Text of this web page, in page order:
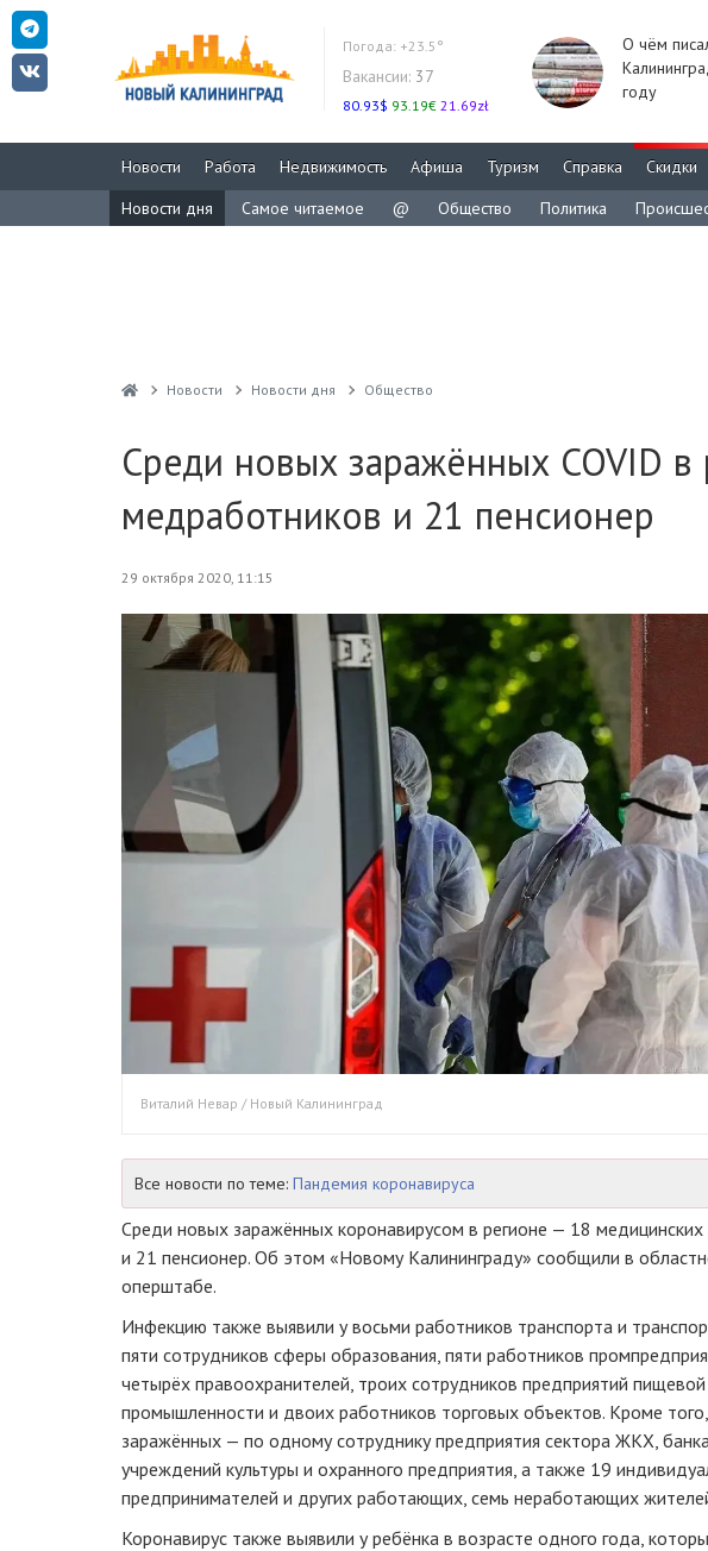
Погода: +23.5°
Вакансии: 37
80.93$ 93.19€ 21.69zł
О чём
году
Новости Работа Недвижимость Афиша Туризм Справка Скидки
Новости дня
Самое читаемое @ Общество Политика
Новости Новости дня Общество
Среди новых заражённых COVID
медработников и 21 пенсионер
29 октября 2020, 11:15
Виталий Невар / Новый Калининград
Все новости по теме: Пандемия коронавируса
Среди новых заражённых коронавирусом в регионе — 18 медицинских
и 21 пенсионер. Об этом «Новому Калининграду» сообщили в
оперштабе.
Инфекцию также выявили у восьми работников транспорта и
пяти сотрудников сферы образования, пяти работников
четырёх правоохранителей, троих сотрудников предприятий пищевой
промышленности и двоих работников торговых объектов. Кроме
заражённых — по одному сотруднику предприятия сектора ЖКХ, банка,
учреждений культуры и охранного предприятия, а также 19
предпринимателей и других работающих, семь неработающих
Коронавирус также выявили у ребёнка в возрасте одного года,